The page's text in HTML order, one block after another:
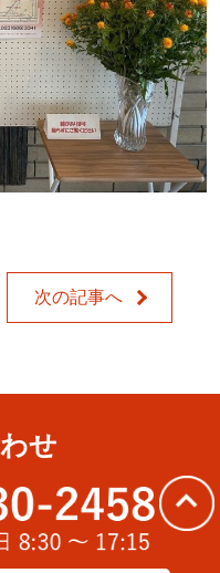
次の記事へ
せ